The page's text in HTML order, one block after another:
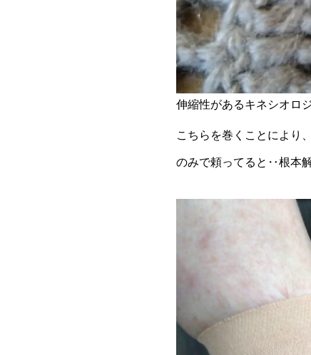
伸縮性があるキネシオロ
こちらを巻くことにより
のみで頼ってると‥根本